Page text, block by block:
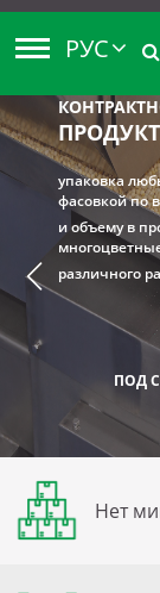
РУС
упаковка
фасовкой по
и объему в
различного
ПОД
Нет